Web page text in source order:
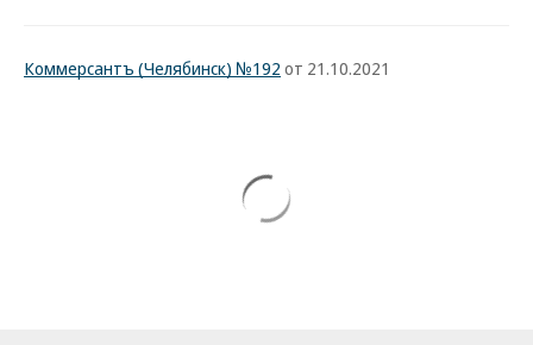
Коммерсантъ (Челябинск) №192 от 21.10.2021